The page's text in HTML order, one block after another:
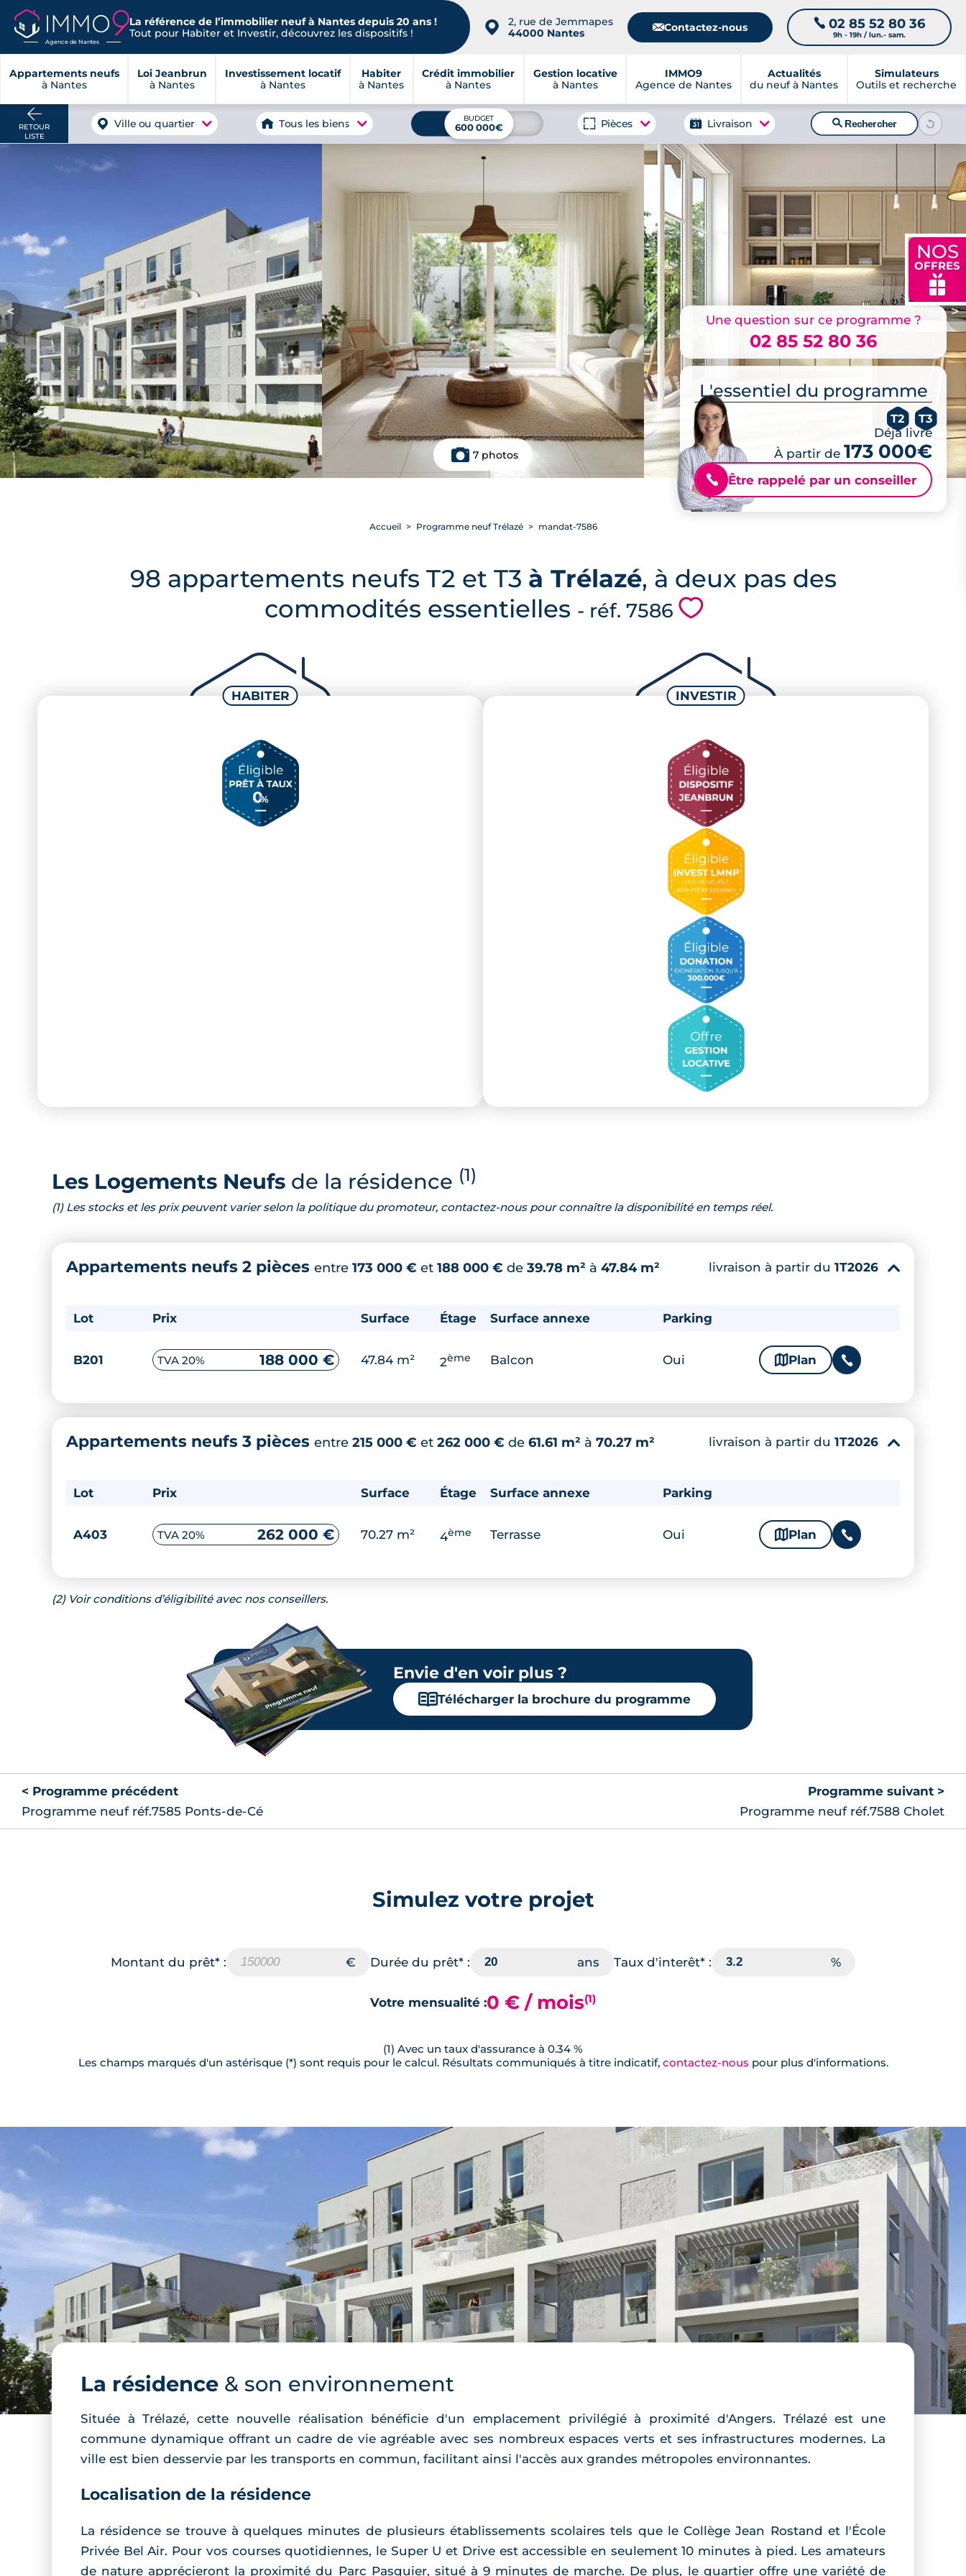
Agence de Nantes
La référence de l’immobilier neuf à Nantes depuis 20 ans !
Tout pour Habiter et Investir, découvrez les dispositifs !
📍
2, rue de Jemmapes
44000 Nantes
📧Contactez-nous 📞 02 85 52 80 36
9h - 19h / lun.- sam.
Appartements neufs
à Nantes
Loi Jeanbrun
à Nantes
Investissement locatif
à Nantes
Habiter
à Nantes
Crédit immobilier
à Nantes
Gestion locative
à Nantes
IMMO9
Agence de Nantes
Actualités
du neuf à Nantes
Simulateurs
Outils et recherche
NOS
OFFRES
🎁
RETOUR
LISTE
Ville ou quartier Tous les biens BUDGET
600 000€ Pièces Livraison 🔍Rechercher
< >
7 photos
Une question sur ce programme ?
02 85 52 80 36
L'essentiel du programme
T2 T3
Déjà livré
À partir de 173 000€
📞 Être rappelé par un conseiller
Accueil Programme neuf Trélazé mandat-7586
98 appartements neufs T2 et T3 à Trélazé, à deux pas des
commodités essentielles - réf. 7586 💗
Les Logements Neufs de la résidence (1)
(1) Les stocks et les prix peuvent varier selon la politique du promoteur, contactez-nous pour connaître la disponibilité en temps réel.
Appartements neufs 2 pièces entre 173 000 € et 188 000 € de 39.78 m² à 47.84 m² livraison à partir du 1T2026 ▾
Lot Prix Surface Étage Surface annexe Parking
B201 TVA 20% 188 000 € 47.84 m² 2ème Balcon Oui 🗞 Plan 📞
Appartements neufs 3 pièces entre 215 000 € et 262 000 € de 61.61 m² à 70.27 m² livraison à partir du 1T2026 ▾
Lot Prix Surface Étage Surface annexe Parking
A403 TVA 20% 262 000 € 70.27 m² 4ème Terrasse Oui 🗞 Plan 📞
(2) Voir conditions d’éligibilité avec nos conseillers.
Envie d'en voir plus ?
📖Télécharger la brochure du programme
< Programme précédent
Programme neuf réf.7585 Ponts-de-Cé
Programme suivant >
Programme neuf réf.7588 Cholet
Simulez votre projet
Montant du prêt* : Durée du prêt* : Taux d'interêt* :
Votre mensualité :0 € / mois(1)
(1) Avec un taux d'assurance à 0.34 %
Les champs marqués d'un astérisque (*) sont requis pour le calcul. Résultats communiqués à titre indicatif, contactez-nous pour plus d'informations.
La résidence & son environnement
Située à Trélazé, cette nouvelle réalisation bénéficie d'un emplacement privilégié à proximité d'Angers. Trélazé est une
commune dynamique offrant un cadre de vie agréable avec ses nombreux espaces verts et ses infrastructures modernes. La
ville est bien desservie par les transports en commun, facilitant ainsi l'accès aux grandes métropoles environnantes.
Localisation de la résidence
La résidence se trouve à quelques minutes de plusieurs établissements scolaires tels que le Collège Jean Rostand et l'École
Privée Bel Air. Pour vos courses quotidiennes, le Super U et Drive est accessible en seulement 10 minutes à pied. Les amateurs
de nature apprécieront la proximité du Parc Pasquier, situé à 9 minutes de marche. De plus, le quartier offre une variété de